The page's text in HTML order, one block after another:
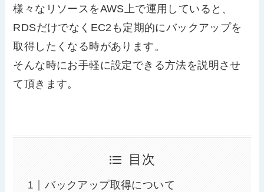
様々なリソースをAWS上で運用していると、
RDSだけでなくEC2も定期的にバックアップを
取得したくなる時があります。
そんな時にお手軽に設定できる方法を説明させ
て頂きます。
目次
バックアップ取得について